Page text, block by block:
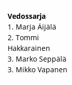
Vedossarja
1. Marja Äijälä
2. Tommi
Hakkarainen
3. Marko Seppälä
3. Mikko Vapanen